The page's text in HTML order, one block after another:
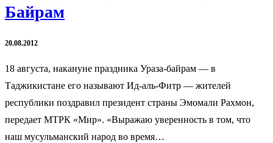
Байрам
20.08.2012
18 августа, накануне праздника Ураза-байрам — в
Таджикистане его называют Ид-аль-Фитр — жителей
республики поздравил президент страны Эмомали Рахмон,
передает МТРК «Мир». «Выражаю уверенность в том, что
наш мусульманский народ во время…